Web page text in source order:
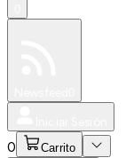
0 Carrito